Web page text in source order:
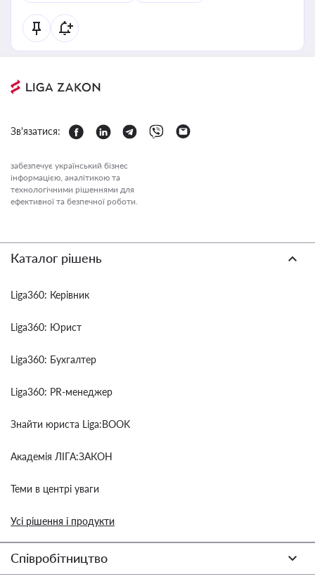
Зв'язатися:
забезпечує український бізнес
інформацією, аналітикою та
технологічними рішеннями для
ефективної та безпечної роботи.
Каталог рішень
Liga360: Керівник
Liga360: Юрист
Liga360: Бухгалтер
Liga360: PR-менеджер
Знайти юриста Liga:BOOK
Академія ЛІГА:ЗАКОН
Теми в центрі уваги
Усі рішення і продукти
Співробітництво